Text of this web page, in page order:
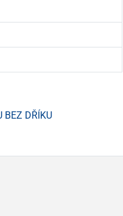
BEZ DŘÍKU